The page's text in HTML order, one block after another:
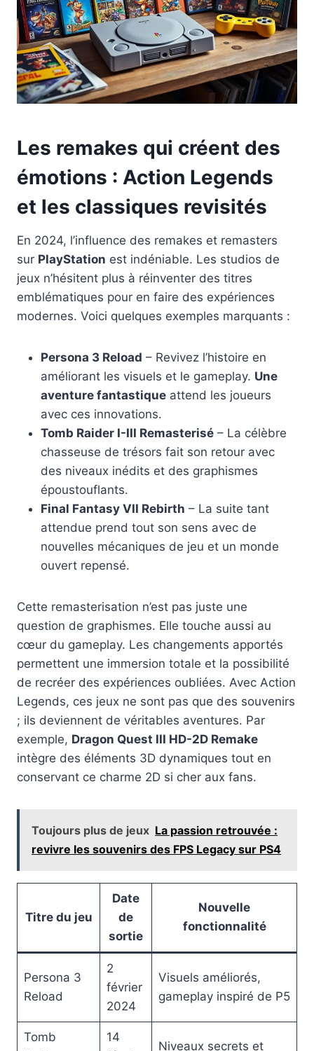
Les remakes qui créent des
émotions : Action Legends
et les classiques revisités
En 2024, l’influence des remakes et remasters
sur PlayStation est indéniable. Les studios de
jeux n’hésitent plus à réinventer des titres
emblématiques pour en faire des expériences
modernes. Voici quelques exemples marquants :
Persona 3 Reload – Revivez l’histoire en
améliorant les visuels et le gameplay. Une
aventure fantastique attend les joueurs
avec ces innovations.
Tomb Raider I-III Remasterisé – La célèbre
chasseuse de trésors fait son retour avec
des niveaux inédits et des graphismes
époustouflants.
Final Fantasy VII Rebirth – La suite tant
attendue prend tout son sens avec de
nouvelles mécaniques de jeu et un monde
ouvert repensé.
Cette remasterisation n’est pas juste une
question de graphismes. Elle touche aussi au
cœur du gameplay. Les changements apportés
permettent une immersion totale et la possibilité
de recréer des expériences oubliées. Avec Action
Legends, ces jeux ne sont pas que des souvenirs
; ils deviennent de véritables aventures. Par
exemple, Dragon Quest III HD-2D Remake
intègre des éléments 3D dynamiques tout en
conservant ce charme 2D si cher aux fans.
Toujours plus de jeux La passion retrouvée :
revivre les souvenirs des FPS Legacy sur PS4
Titre du jeu
Date
de
sortie
Nouvelle
fonctionnalité
Persona 3
Reload
2
février
2024
Visuels améliorés,
gameplay inspiré de P5
Tomb
14
Niveaux secrets et